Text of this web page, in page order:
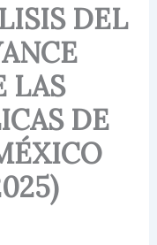
DEL
LAS
DE